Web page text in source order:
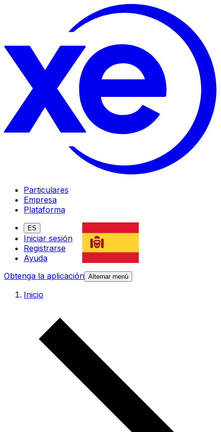
Particulares
Empresa
Plataforma
ES
Iniciar sesión
Registrarse
Ayuda
Obtenga la aplicación Alternar menú
Inicio